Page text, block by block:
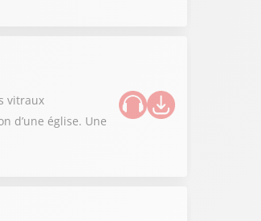
vitraux
d’une église. Une